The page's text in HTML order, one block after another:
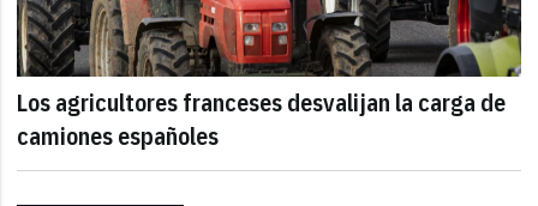
Los agricultores franceses desvalijan la carga de
camiones españoles